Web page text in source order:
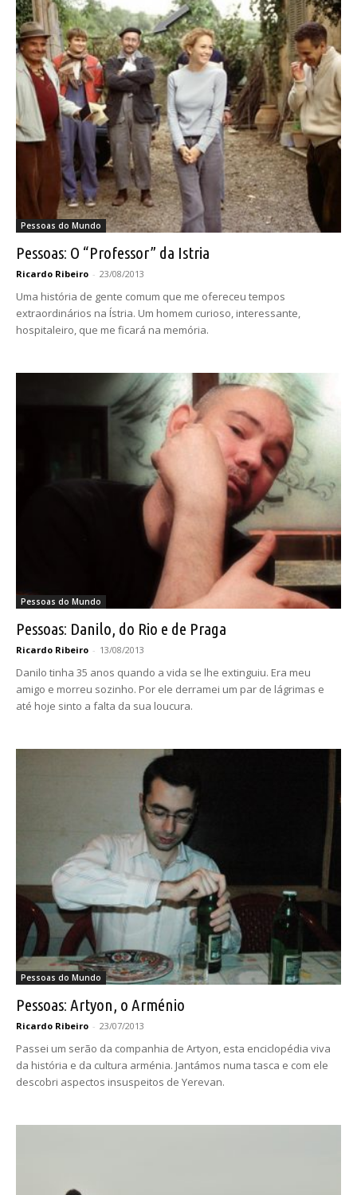
Pessoas do Mundo
Pessoas: O “Professor” da Istria
Ricardo Ribeiro - 23/08/2013
Uma história de gente comum que me ofereceu tempos
extraordinários na Ístria. Um homem curioso, interessante,
hospitaleiro, que me ficará na memória.
Pessoas do Mundo
Pessoas: Danilo, do Rio e de Praga
Ricardo Ribeiro - 13/08/2013
Danilo tinha 35 anos quando a vida se lhe extinguiu. Era meu
amigo e morreu sozinho. Por ele derramei um par de lágrimas e
até hoje sinto a falta da sua loucura.
Pessoas do Mundo
Pessoas: Artyon, o Arménio
Ricardo Ribeiro - 23/07/2013
Passei um serão da companhia de Artyon, esta enciclopédia viva
da história e da cultura arménia. Jantámos numa tasca e com ele
descobri aspectos insuspeitos de Yerevan.